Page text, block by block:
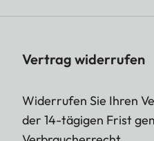
Vertrag widerrufen
Widerrufen Sie Ihren
der 14-tägigen Frist